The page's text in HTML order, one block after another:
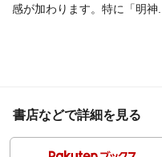
感が加わります。特に「明神...
書店などで詳細を見る